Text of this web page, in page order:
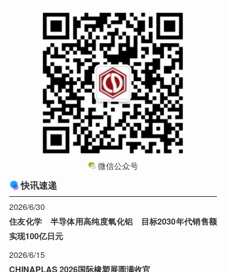
微信公众号
快讯速递
2026/6/30
住友化学 半导体用高纯度氧化铝 目标2030年代销售额
实现100亿日元
2026/6/15
CHINAPLAS 2026国际橡塑展圆满收官